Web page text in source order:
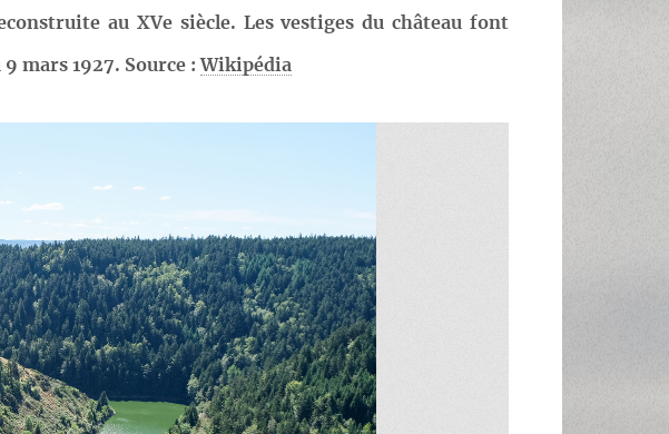
au XVe siècle. Les vestiges du château font
mars 1927. Source : Wikipédia